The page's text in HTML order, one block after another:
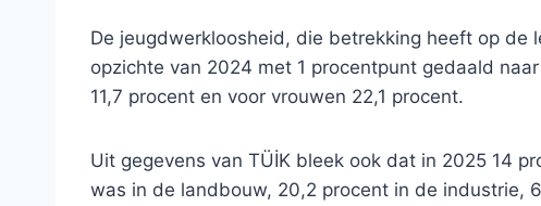
De jeugdwerkloosheid, die betrekking heeft op de
opzichte van 2024 met 1 procentpunt gedaald
11,7 procent en voor vrouwen 22,1 procent.
Uit gegevens van TÜİK bleek ook dat in 2025 14
was in de landbouw, 20,2 procent in de industrie,